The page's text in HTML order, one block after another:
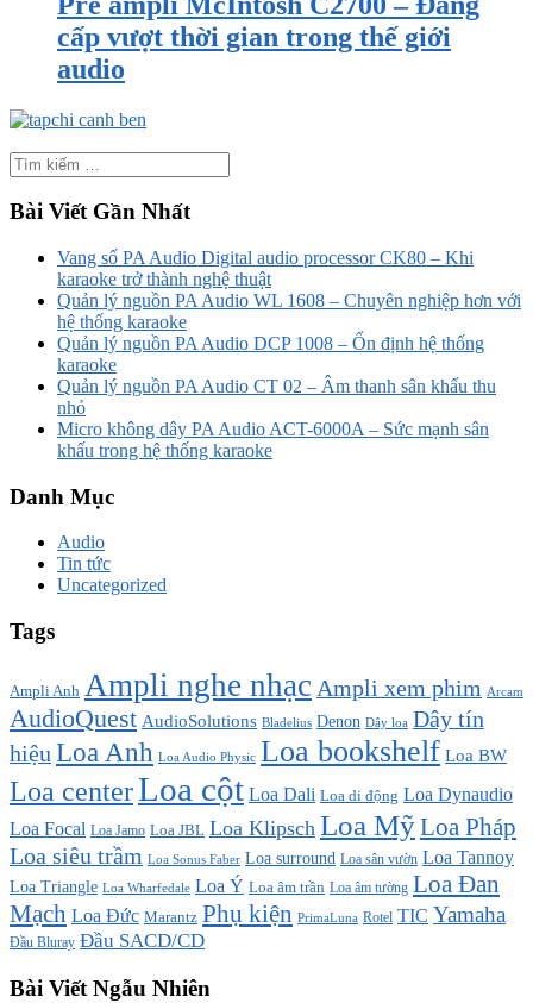
cấp vượt thời gian trong thế giới
audio
Bài Viết Gần Nhất
Vang số PA Audio Digital audio processor CK80 – Khi
karaoke trở thành nghệ thuật
Quản lý nguồn PA Audio WL 1608 – Chuyên nghiệp hơn với
hệ thống karaoke
Quản lý nguồn PA Audio DCP 1008 – Ổn định hệ thống
karaoke
Quản lý nguồn PA Audio CT 02 – Âm thanh sân khấu thu
nhỏ
Micro không dây PA Audio ACT-6000A – Sức mạnh sân
khấu trong hệ thống karaoke
Danh Mục
Audio
Tin tức
Uncategorized
Tags
Ampli Anh Ampli nghe nhạc Ampli xem phim Arcam
AudioQuest AudioSolutions Bladelius Denon Dây loa Dây tín
hiệu Loa Anh Loa Audio Physic Loa bookshelf Loa BW
Loa centerLoa cột Loa Dali Loa di động Loa Dynaudio
Loa Focal Loa Jamo Loa JBL Loa Klipsch Loa MỹLoa Pháp
Loa siêu trầm Loa Sonus Faber Loa surround Loa sân vườn Loa Tannoy
Loa Triangle Loa Wharfedale Loa Ý Loa âm trần Loa âm tường Loa Đan
Mạch Loa Đức Marantz Phụ kiện PrimaLuna Rotel TIC Yamaha
Đầu Bluray Đầu SACD/CD
Bài Viết Ngẫu Nhiên